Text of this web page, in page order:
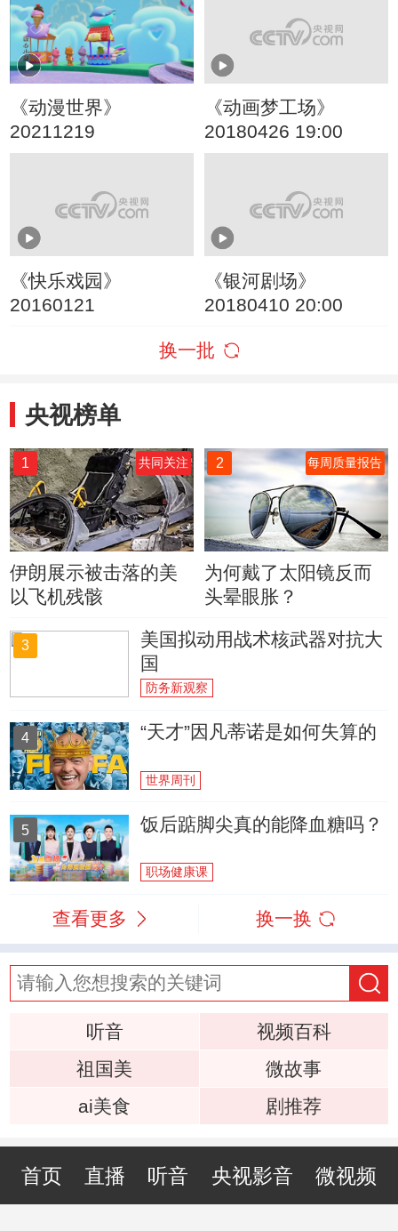
《动漫世界》
20211219
《动画梦工场》
20180426 19:00
《快乐戏园》
20160121
《银河剧场》
20180410 20:00
换一批
央视榜单
1 共同关注
伊朗展示被击落的美
以飞机残骸
2 每周质量报告
为何戴了太阳镜反而
头晕眼胀？
3
美国拟动用战术核武器对抗大
国
防务新观察
4 “天才”因凡蒂诺是如何失算的
世界周刊
5 饭后踮脚尖真的能降血糖吗？
职场健康课
查看更多 换一换
听音
视频百科
祖国美
微故事
ai美食
剧推荐
首页 直播 听音 央视影音 微视频